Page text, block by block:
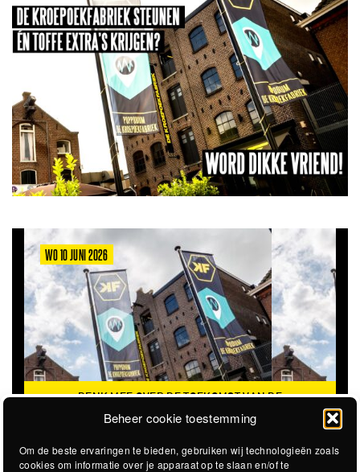
Beheer cookie toestemming
Om de beste ervaringen te bieden, gebruiken wij technologieën zoals
cookies om informatie over je apparaat op te slaan en/of te
WO 10 JUNI 2026
DENK MEE OVER DE TOEKOMST VAN DE
KROEPOEKFABRIEK